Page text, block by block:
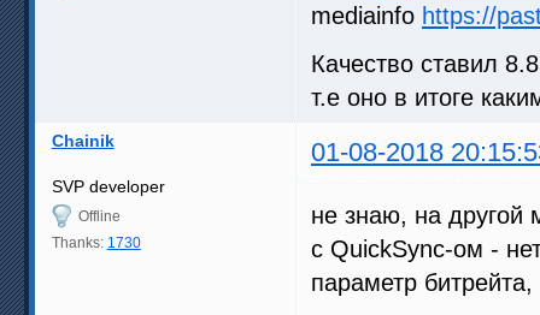
mediainfo https://
Качество ставил
т.е оно в итоге
Chainik 01-08-2018
SVP developer
Offline
Thanks: 1730
не знаю, на другой
с QuickSync-ом -
параметр